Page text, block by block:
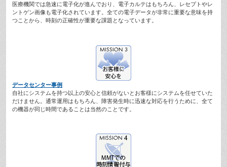
医療機関では急速に電子化が進んでおり、電子カルテはもちろん、レセプトやレ
ントゲン画像も電子化されています。全ての電子データが非常に重要な意味を持
つことから、時刻の正確性が重要な課題となっています。
データセンター事例
自社にシステムを持つ以上の安心と信頼がないとお客様にシステムを任せていた
だけません。通常運用はもちろん、障害発生時に迅速な対応を行うために、全て
の機器が同じ時間であることは当然のことです。